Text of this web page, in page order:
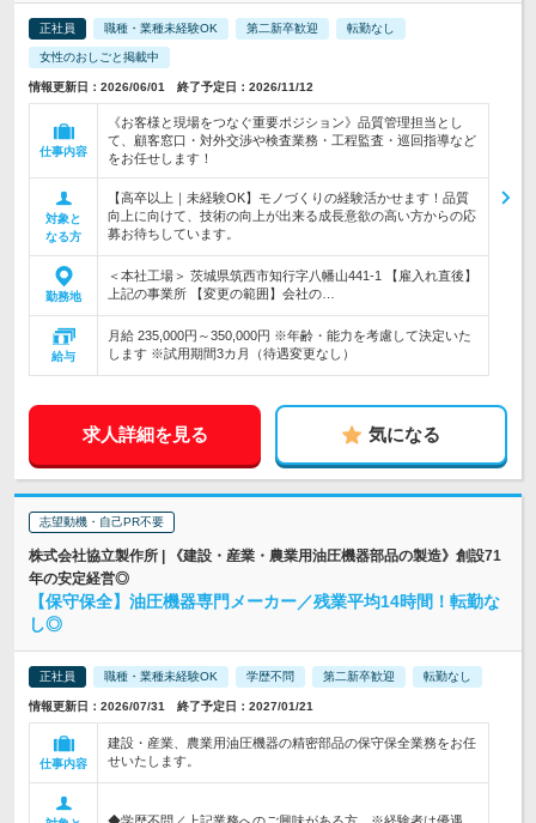
正社員 職種・業種未経験OK 第二新卒歓迎 転勤なし
女性のおしごと掲載中
情報更新日：2026/06/01 終了予定日：2026/11/12
仕事内容
《お客様と現場をつなぐ重要ポジション》品質管理担当とし
て、顧客窓口・対外交渉や検査業務・工程監査・巡回指導など
をお任せします！
対象と
なる方
【高卒以上｜未経験OK】モノづくりの経験活かせます！品質
向上に向けて、技術の向上が出来る成長意欲の高い方からの応
募お待ちしています。
勤務地
＜本社工場＞ 茨城県筑西市知行字八幡山441-1 【雇入れ直後】
上記の事業所 【変更の範囲】会社の…
給与
月給 235,000円～350,000円 ※年齢・能力を考慮して決定いた
します ※試用期間3カ月（待遇変更なし）
求人詳細を見る 気になる
志望動機・自己PR不要
株式会社協立製作所 | 《建設・産業・農業用油圧機器部品の製造》創設71
年の安定経営◎
【保守保全】油圧機器専門メーカー／残業平均14時間！転勤な
し◎
正社員 職種・業種未経験OK 学歴不問 第二新卒歓迎 転勤なし
情報更新日：2026/07/31 終了予定日：2027/01/21
仕事内容
建設・産業、農業用油圧機器の精密部品の保守保全業務をお任
せいたします。